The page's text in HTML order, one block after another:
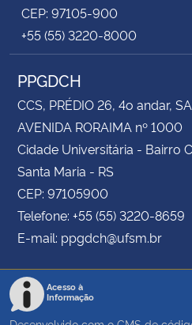
CEP: 97105-900
+55 (55) 3220-8000
PPGDCH
CCS, PRÉDIO 26, 4o andar,
AVENIDA RORAIMA nº 1000
Cidade Universitária - Bairro
Santa Maria - RS
CEP: 97105900
Telefone: +55 (55) 3220-8659
E-mail: ppgdch@ufsm.br
Acesso à
Informação